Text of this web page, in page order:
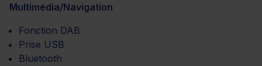
Multimédia/Navigation
Fonction DAB
Prise USB
Bluetooth